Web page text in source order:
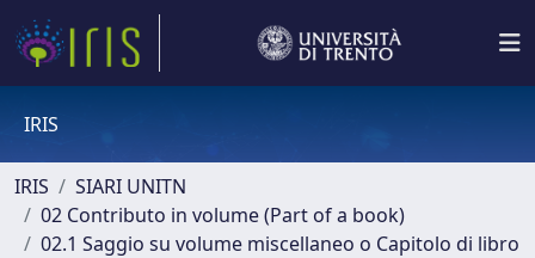
IRIS
IRIS
SIARI UNITN
02 Contributo in volume (Part of a book)
02.1 Saggio su volume miscellaneo o Capitolo di libro